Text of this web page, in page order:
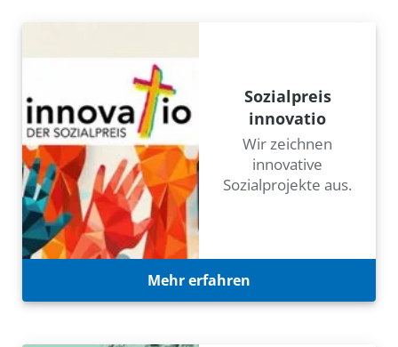
Sozialpreis
innovatio
Wir zeichnen
innovative
Sozialprojekte aus.
Mehr erfahren